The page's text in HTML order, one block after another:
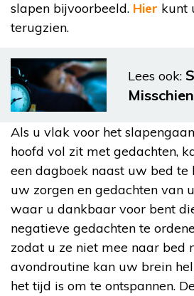
slapen bijvoorbeeld. Hier kunt
terugzien.
Lees ook:
Als u vlak voor het
hoofd vol zit met gedachten,
een dagboek naast uw bed te
uw zorgen en gedachten van
waar u dankbaar voor bent
negatieve gedachten te
zodat u ze niet mee naar bed
avondroutine kan uw brein
het tijd is om te ontspannen.